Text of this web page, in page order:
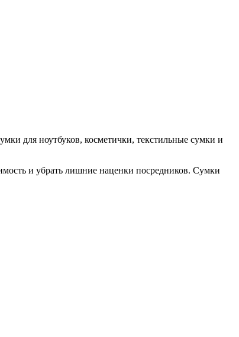
для ноутбуков, косметички, текстильные сумки и
и убрать лишние наценки посредников. Сумки